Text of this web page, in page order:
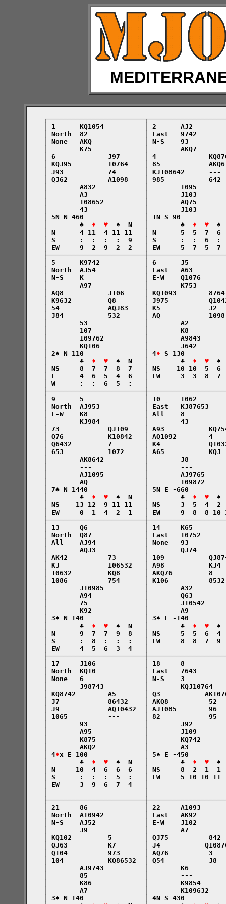
│ 1      KQ1054          │ 2      AJ2
│ North  82              │ East   9742
│ None   AKQ             │ N-S    93
│        K75             │        AKQ7
│ 6             J97      │ 4
│ KQJ95         10764    │ 85
│ J93           74       │ KJ108642
│ QJ62          A1098    │ 985
│        A832            │        1095
│        A3              │        J103
│        108652          │        AQ75
│        43              │        J103
│ 5N N 460               │ 1N S 90
    │        ♣
♦  ♥
  ♠  N   │        ♣
♦  ♥
♠
│ N      4 11  4 11 11   │ N      5  5  7
│ S      :  :  :  :  9   │ S      :  :  6
│ EW     9  2  9  2  2   │ EW     5  7  5
│ 5      K9742           │ 6      J5
│ North  AJ54            │ East   A63
│ N-S    K               │ E-W    Q1076
│        A97             │        K753
│ AQ8           J106     │ KQ1093
│ K9632         Q8       │ J975
│ 54            AQJ83    │ K5            J2
│ J84           532      │ AQ
│        53              │        A2
│        107             │        K8
│        109762          │        A9843
│        KQ106           │        J642
    │ 2♠ N 110               │ 4
♦ S 130
    │        ♣
♦  ♥
  ♠  N   │        ♣
♦  ♥
♠
│ NS     8  7  7  8  7   │ NS    10 10  5
│ E      4  6  5  4  6   │ EW     3  3  8
│ W      :  :  6  5  :   │
│ 9      5               │ 10     1062
│ North  AJ953           │ East   KJ87653
│ E-W    K8              │ All    8
│        KJ984           │        43
│ 73            QJ109    │ A93
│ Q76           K10842   │ AQ1092        4
│ Q6432         7        │ K4
│ 653           1072     │ A65
│        AK8642          │        J8
│        ---             │        ---
│        AJ1095          │        AJ9765
│        AQ              │        109872
│ 7♣ N 1440              │ 5N E -660
    │        ♣
♦  ♥
  ♠  N   │        ♣
♦  ♥
♠
│ NS    13 12  9 11 11   │ NS     3  5  4
│ EW     0  1  4  2  1   │ EW     9  8  8
│ 13     Q6              │ 14     K65
│ North  Q87             │ East   10752
│ All    AJ94            │ None   93
│        AQJ3            │        QJ74
│ AK42          73       │ 109
│ KJ            106532   │ A98
│ 10632         KQ8      │ AKQ76         8
│ 1086          754      │ K106
│        J10985          │        A32
│        A94             │        Q63
│        75              │        J10542
│        K92             │        A9
│ 3♠ N 140               │ 3♠ E -140
    │        ♣
♦  ♥
  ♠  N   │        ♣
♦  ♥
♠
│ N      9  7  7  9  8   │ NS     5  5  6
│ S      :  8  :  :  :   │ EW     8  8  7
│ EW     4  5  6  3  4   │
│ 17     J106            │ 18     8
│ North  KQ10            │ East   7643
│ None   6               │ N-S    3
│        J98743          │        KQJ10764
│ KQ8742        A5       │ Q3
│ J7            86432    │ AKQ8          52
│ J9            AQ10432  │ AJ1085        96
│ 1065          ---      │ 82            95
│        93              │        J92
│        A95             │        J109
│        K875            │        KQ742
│        AKQ2            │        A3
    │ 4
♦x E 100              │ 5♠ E -450
    │        ♣
♦  ♥
  ♠  N   │        ♣
♦  ♥
♠
│ N     10  4  6  6  6   │ NS     8  2  1
│ S      :  :  :  5  :   │ EW     5 10 10
│ EW     3  9  6  7  4   │
│ 21     86              │ 22     A1093
│ North  A10942          │ East   AK92
│ N-S    AJ52            │ E-W    J102
│        J9              │        A7
│ KQ102         5        │ QJ75
│ QJ63          K7       │ J4
│ Q104          973      │ AQ76          3
│ 104           KQ86532  │ Q54           J8
│        AJ9743          │        K6
│        85              │        ---
│        K86             │        K9854
│        A7              │        K109632
│ 3♠ N 140               │ 4N S 430